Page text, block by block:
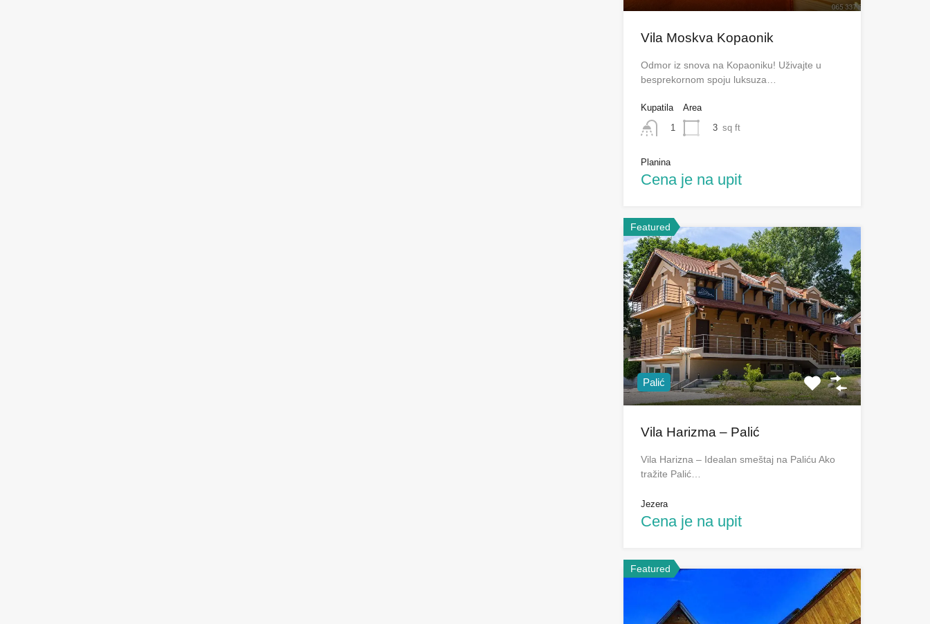
Vila Moskva Kopaonik
Odmor iz snova na Kopaoniku! Uživajte u
besprekornom spoju luksuza…
Kupatila
1
Area
3 sq ft
Planina
Cena je na upit
Featured
Palić
Vila Harizma – Palić
Vila Harizna – Idealan smeštaj na Paliću Ako
tražite Palić…
Jezera
Cena je na upit
Featured